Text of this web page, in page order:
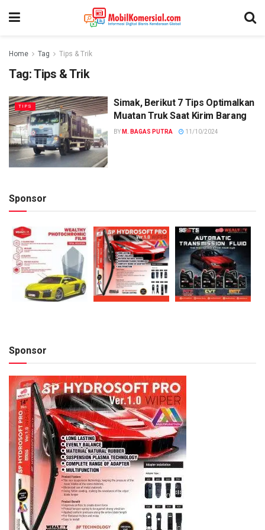
Home Tag Tips & Trik
Tag:Tips & Trik
TIPS
Simak, Berikut 7 Tips Optimalkan
Muatan Truk Saat Kirim Barang
BY M. BAGAS PUTRA 11/10/2024
Sponsor
Sponsor